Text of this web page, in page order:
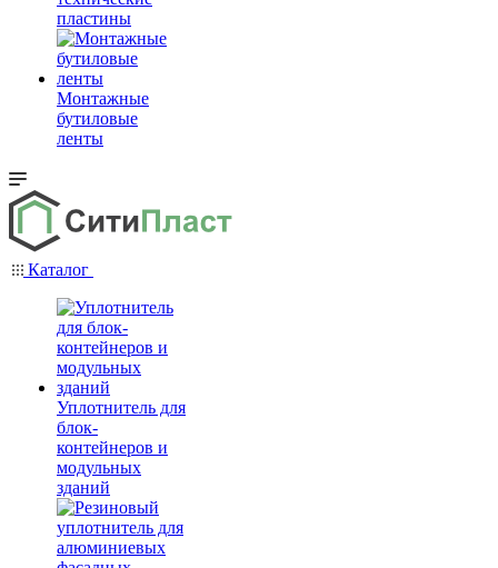
пластины
Монтажные
бутиловые
ленты
Каталог
Уплотнитель для
блок-
контейнеров и
модульных
зданий